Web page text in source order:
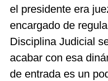
el presidente era
encargado de
Disciplina Judicial
acabar con esa
de entrada es un